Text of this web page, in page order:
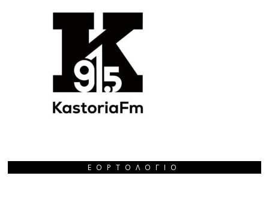
ΕΟΡΤΟΛΌΓΙΟ